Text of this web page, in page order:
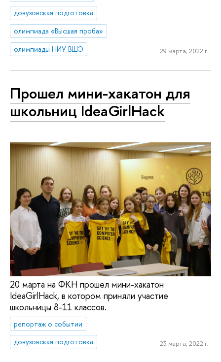
довузовская подготовка
олимпиада «Высшая проба»
олимпиады НИУ ВШЭ
29 марта, 2022 г.
Прошел мини-хакатон для
школьниц IdeaGirlHack
20 марта на ФКН прошел мини-хакатон
IdeaGirlHack, в котором приняли участие
школьницы 8-11 классов.
репортаж о событии
довузовская подготовка
23 марта, 2022 г.